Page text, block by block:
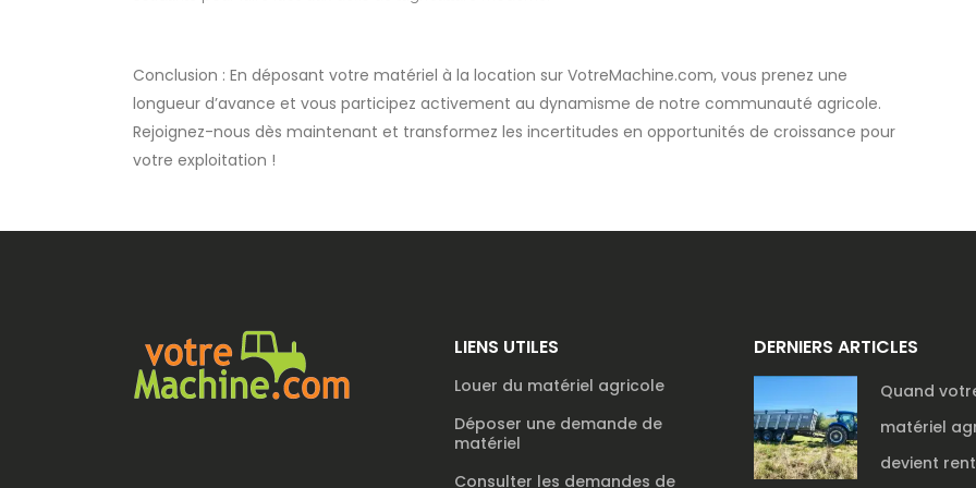
Conclusion : En déposant votre matériel à la location sur VotreMachine.com, vous prenez une
longueur d’avance et vous participez activement au dynamisme de notre communauté agricole.
Rejoignez-nous dès maintenant et transformez les incertitudes en opportunités de croissance pour
votre exploitation !
LIENS UTILES
Louer du matériel agricole
Déposer une demande de
matériel
Consulter les demandes de
DERNIERS ARTICLES
Quand
matériel
devient